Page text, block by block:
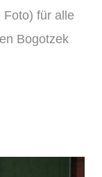
für alle
Bogotzek